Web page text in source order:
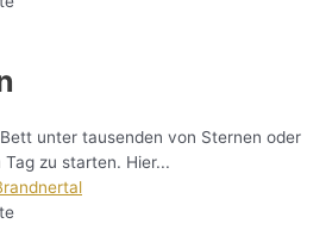
unter tausenden von Sternen oder
zu starten. Hier...